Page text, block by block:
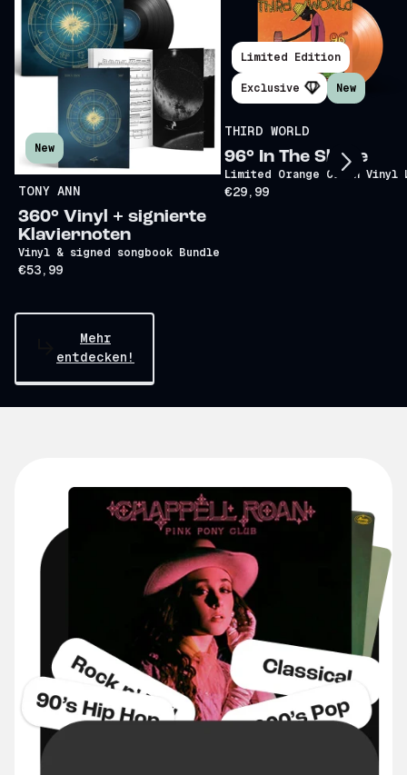
New
TONY ANN
360° Vinyl + signierte
Klaviernoten
Vinyl & signed songbook Bundle
€53,99
Limited Edition
Exclusive New
THIRD WORLD
96° In The Shade
Limited Orange Crush Vinyl
€29,99
Scroll right
Mehr
entdecken!